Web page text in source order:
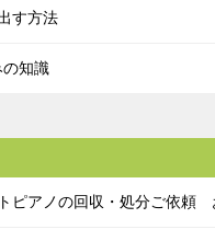
す方法
知識
ピアノの回収・処分ご依頼